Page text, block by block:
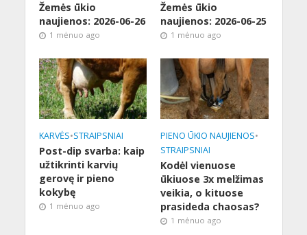
Žemės ūkio
naujienos: 2026-06-26
1 mėnuo ago
Žemės ūkio
naujienos: 2026-06-25
1 mėnuo ago
KARVĖS•STRAIPSNIAI
Post-dip svarba: kaip
užtikrinti karvių
gerovę ir pieno
kokybę
1 mėnuo ago
PIENO ŪKIO NAUJIENOS•
STRAIPSNIAI
Kodėl vienuose
ūkiuose 3x melžimas
veikia, o kituose
prasideda chaosas?
1 mėnuo ago